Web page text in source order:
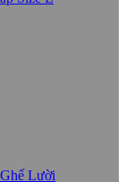
Lười